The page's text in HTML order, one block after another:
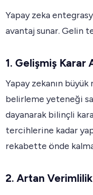
Yapay zeka
avantaj sunar. Gelin
1. Gelişmiş Karar
Yapay zekanın
belirleme yeteneği
dayanarak bilinçli
tercihlerine kadar
rekabette önde
2. Artan